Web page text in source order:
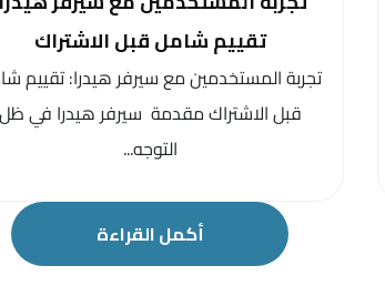
تقييم شامل قبل الاشتراك
تجربة المستخدمين مع سيرفر هيدرا: تقييم
قبل الاشتراك مقدمة سيرفر هيدرا في ظل
التوجه...
أكمل القراءة